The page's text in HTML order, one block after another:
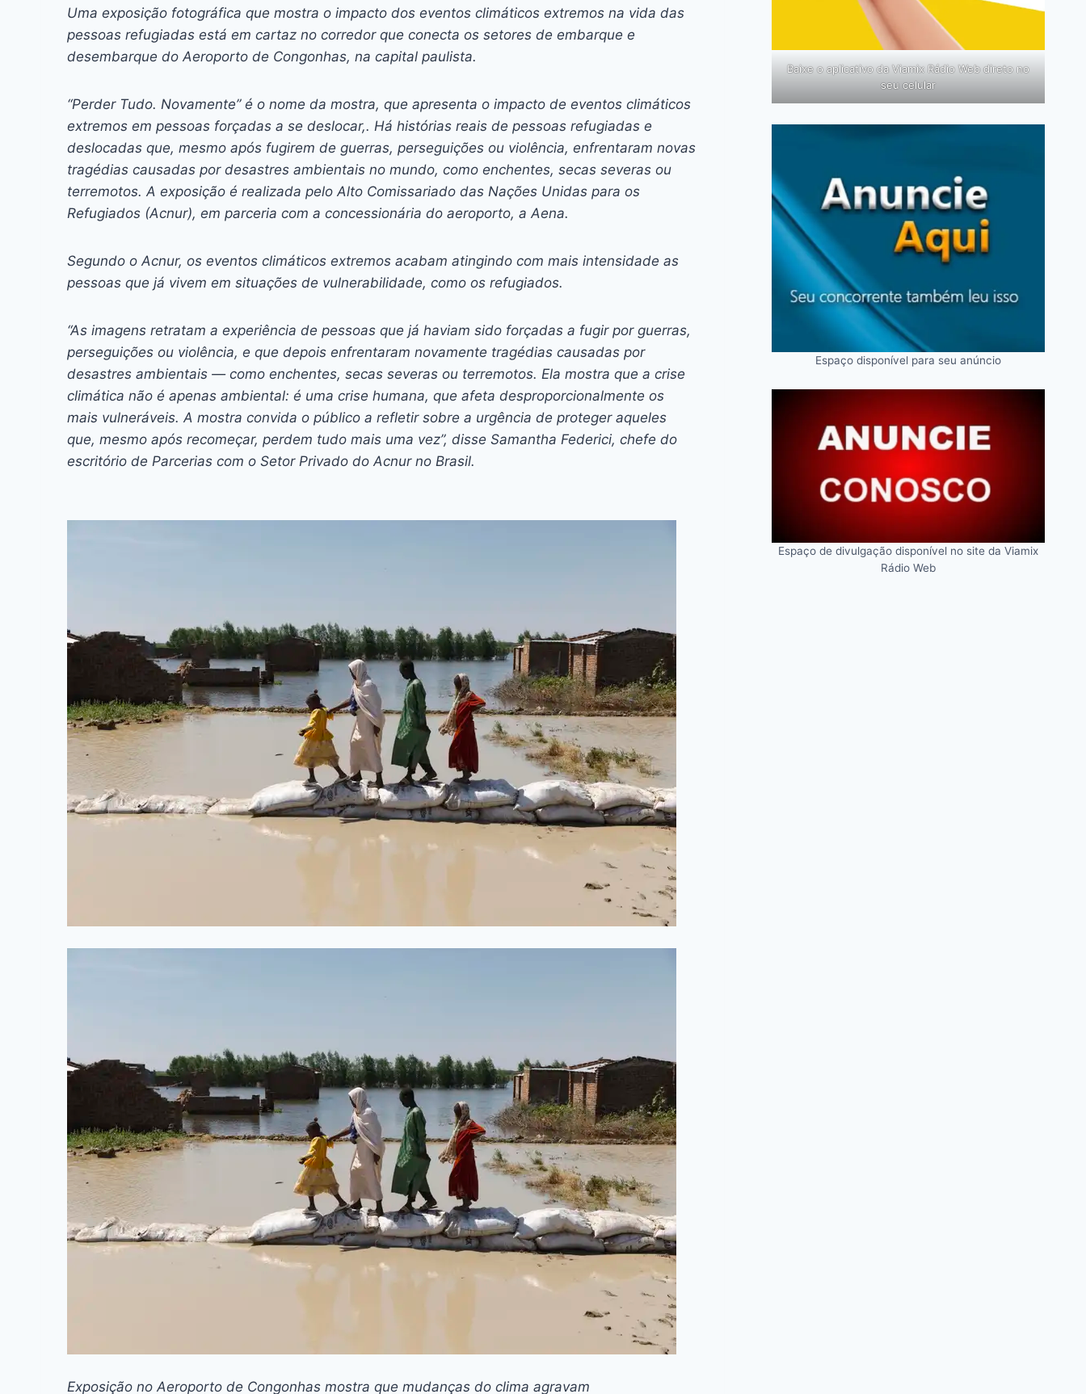
c
e
b
o
k
s
s
e
g
er
at
s
A
p
e
a
d
itt
er
er
e
st
k
e
dI
ai
l
p
y
Li
k
Uma exposição fotográfica que mostra o impacto dos eventos climáticos extremos na vida das
pessoas refugiadas está em cartaz no corredor que conecta os setores de embarque e
desembarque do Aeroporto de Congonhas, na capital paulista.
“Perder Tudo. Novamente” é o nome da mostra, que apresenta o impacto de eventos climáticos
extremos em pessoas forçadas a se deslocar,. Há histórias reais de pessoas refugiadas e
deslocadas que, mesmo após fugirem de guerras, perseguições ou violência, enfrentaram novas
tragédias causadas por desastres ambientais no mundo, como enchentes, secas severas ou
terremotos. A exposição é realizada pelo Alto Comissariado das Nações Unidas para os
Refugiados (Acnur), em parceria com a concessionária do aeroporto, a Aena.
Segundo o Acnur, os eventos climáticos extremos acabam atingindo com mais intensidade as
pessoas que já vivem em situações de vulnerabilidade, como os refugiados.
“As imagens retratam a experiência de pessoas que já haviam sido forçadas a fugir por guerras,
perseguições ou violência, e que depois enfrentaram novamente tragédias causadas por
desastres ambientais — como enchentes, secas severas ou terremotos. Ela mostra que a crise
climática não é apenas ambiental: é uma crise humana, que afeta desproporcionalmente os
mais vulneráveis. A mostra convida o público a refletir sobre a urgência de proteger aqueles
que, mesmo após recomeçar, perdem tudo mais uma vez”, disse Samantha Federici, chefe do
escritório de Parcerias com o Setor Privado do Acnur no Brasil.
Exposição no Aeroporto de Congonhas mostra que mudanças do clima agravam
Baixe o aplicativo da Viamix Rádio Web direto no
seu celular
Espaço disponível para seu anúncio
Espaço de divulgação disponível no site da Viamix
Rádio Web